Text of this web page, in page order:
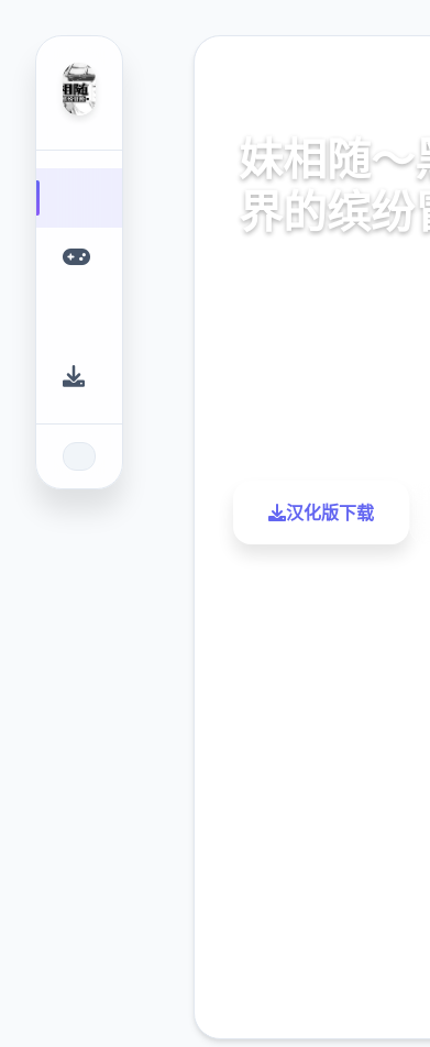
妹相随～
界的缤纷
汉化版下载